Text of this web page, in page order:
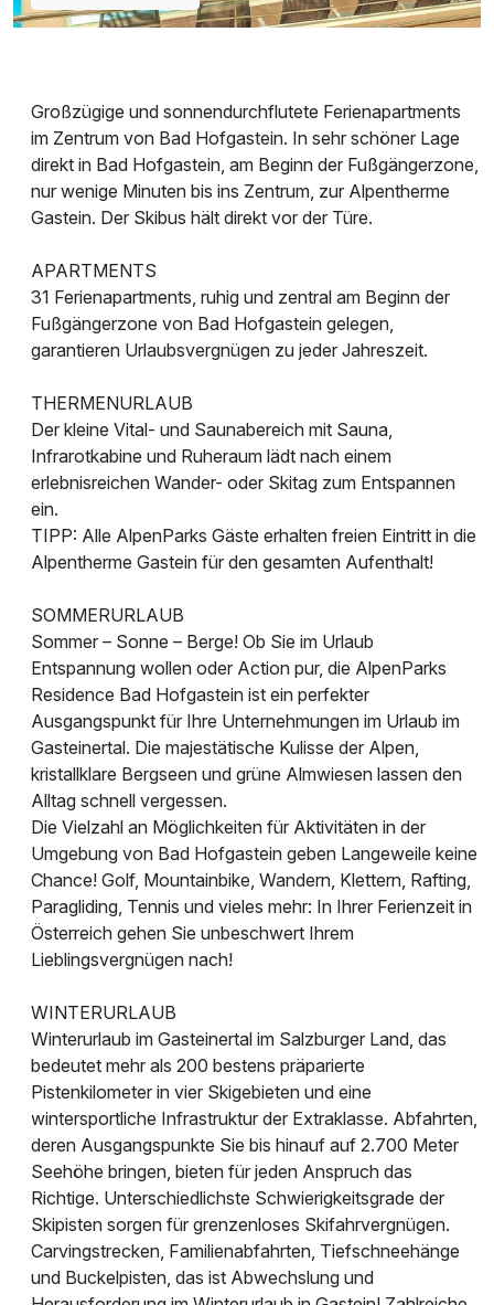
Großzügige und sonnendurchflutete Ferienapartments
im Zentrum von Bad Hofgastein. In sehr schöner Lage
direkt in Bad Hofgastein, am Beginn der Fußgängerzone,
nur wenige Minuten bis ins Zentrum, zur Alpentherme
Gastein. Der Skibus hält direkt vor der Türe.
APARTMENTS
31 Ferienapartments, ruhig und zentral am Beginn der
Fußgängerzone von Bad Hofgastein gelegen,
garantieren Urlaubsvergnügen zu jeder Jahreszeit.
THERMENURLAUB
Der kleine Vital- und Saunabereich mit Sauna,
Infrarotkabine und Ruheraum lädt nach einem
erlebnisreichen Wander- oder Skitag zum Entspannen
ein.
TIPP: Alle AlpenParks Gäste erhalten freien Eintritt in die
Alpentherme Gastein für den gesamten Aufenthalt!
SOMMERURLAUB
Sommer – Sonne – Berge! Ob Sie im Urlaub
Entspannung wollen oder Action pur, die AlpenParks
Residence Bad Hofgastein ist ein perfekter
Ausgangspunkt für Ihre Unternehmungen im Urlaub im
Gasteinertal. Die majestätische Kulisse der Alpen,
kristallklare Bergseen und grüne Almwiesen lassen den
Alltag schnell vergessen.
Die Vielzahl an Möglichkeiten für Aktivitäten in der
Umgebung von Bad Hofgastein geben Langeweile keine
Chance! Golf, Mountainbike, Wandern, Klettern, Rafting,
Paragliding, Tennis und vieles mehr: In Ihrer Ferienzeit in
Österreich gehen Sie unbeschwert Ihrem
Lieblingsvergnügen nach!
WINTERURLAUB
Winterurlaub im Gasteinertal im Salzburger Land, das
bedeutet mehr als 200 bestens präparierte
Pistenkilometer in vier Skigebieten und eine
wintersportliche Infrastruktur der Extraklasse. Abfahrten,
deren Ausgangspunkte Sie bis hinauf auf 2.700 Meter
Seehöhe bringen, bieten für jeden Anspruch das
Richtige. Unterschiedlichste Schwierigkeitsgrade der
Skipisten sorgen für grenzenloses Skifahrvergnügen.
Carvingstrecken, Familienabfahrten, Tiefschneehänge
und Buckelpisten, das ist Abwechslung und